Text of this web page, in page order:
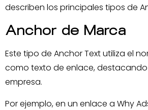
describen los principales tipos de
Anchor de Marca
Este tipo de Anchor Text utiliza el
como texto de enlace,
empresa.
Por ejemplo, en un enlace a Why